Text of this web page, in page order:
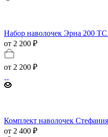
Набор наволочек Эрна 200
от 2 200 ₽
от 2 200 ₽
Комплект наволочек
от 2 400 ₽